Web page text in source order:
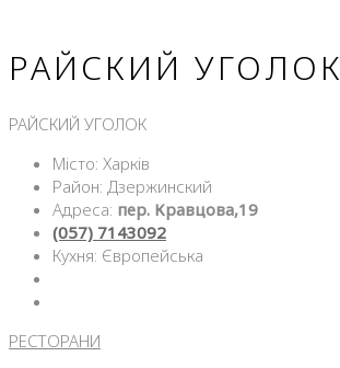
РАЙСКИЙ УГОЛОК
РАЙСКИЙ УГОЛОК
Місто: Харків
Район: Дзержинский
Адреса: пер. Кравцова,19
(057) 7143092
Кухня: Європейська
РЕСТОРАНИ